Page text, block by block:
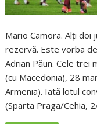
Mario Camora. Alți doi
rezervă. Este vorba
Adrian Păun. Cele trei
(cu Macedonia), 28
Armenia). Iată lotul
(Sparta Praga/Cehia,